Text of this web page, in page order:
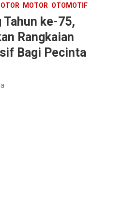
MOTOR OTOMOTIF
Tahun ke-75,
Rangkaian
Bagi Pecinta